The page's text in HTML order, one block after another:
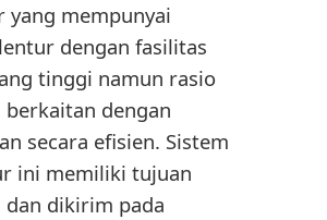
mempunyai
dengan fasilitas
tinggi namun rasio
dengan
secara efisien. Sistem
ini memiliki tujuan
dan dikirim pada